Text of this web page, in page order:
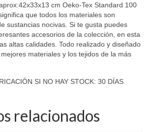
cm Oeko-Tex Standard 100
que todos los materiales son
sustancias nocivas. Si te gusta puedes
accesorios de la colección, en esta
altas calidades. Todo realizado y diseñado
materiales y los tejidos de la más
SI NO HAY STOCK: 30 DÍAS
relacionados